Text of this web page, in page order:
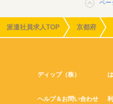
ペー
派遣社員求人TOP 京都府
ディップ（株）
ヘルプ＆お問い合わせ